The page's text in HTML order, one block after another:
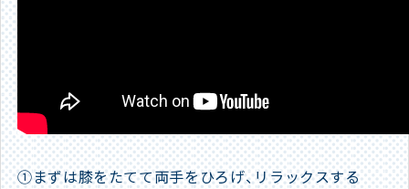
①まずは膝をたてて両手をひろげ、リラックスする